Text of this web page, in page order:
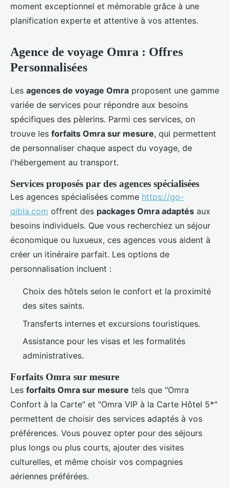
moment exceptionnel et mémorable grâce à une
planification experte et attentive à vos attentes.
Agence de voyage Omra : Offres
Personnalisées
Les agences de voyage Omra proposent une gamme
variée de services pour répondre aux besoins
spécifiques des pèlerins. Parmi ces services, on
trouve les forfaits Omra sur mesure, qui permettent
de personnaliser chaque aspect du voyage, de
l'hébergement au transport.
Services proposés par des agences spécialisées
Les agences spécialisées comme https://go-
qibla.com offrent des packages Omra adaptés aux
besoins individuels. Que vous recherchiez un séjour
économique ou luxueux, ces agences vous aident à
créer un itinéraire parfait. Les options de
personnalisation incluent :
Choix des hôtels selon le confort et la proximité
des sites saints.
Transferts internes et excursions touristiques.
Assistance pour les visas et les formalités
administratives.
Forfaits Omra sur mesure
Les forfaits Omra sur mesure tels que "Omra
Confort à la Carte" et "Omra VIP à la Carte Hôtel 5*"
permettent de choisir des services adaptés à vos
préférences. Vous pouvez opter pour des séjours
plus longs ou plus courts, ajouter des visites
culturelles, et même choisir vos compagnies
aériennes préférées.